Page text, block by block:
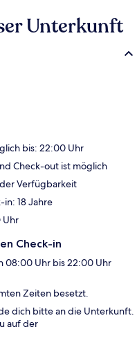
Unterkunft
bis: 22:00 Uhr
Check-out ist möglich
Verfügbarkeit
18 Jahre
Uhr
Check-in
08:00 Uhr bis 22:00 Uhr
Zeiten besetzt.
dich bitte an die Unterkunft.
auf der